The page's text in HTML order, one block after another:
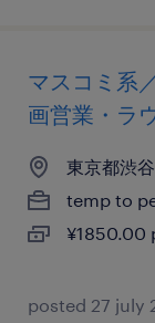
マスコミ系
画営業・ラ
東京都渋
temp to
¥1850.00
posted 27 july